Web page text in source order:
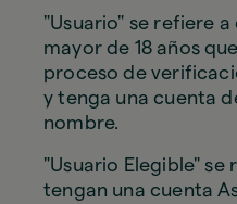
"Usuario" se refiere
mayor de 18 años
proceso de
y tenga una cuenta
nombre.
"Usuario Elegible" se
tengan una cuenta